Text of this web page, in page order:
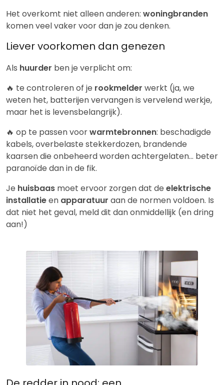
Het overkomt niet alleen anderen: woningbranden
komen veel vaker voor dan je zou denken.
Liever voorkomen dan genezen
Als huurder ben je verplicht om:
🔥 te controleren of je rookmelder werkt (ja, we
weten het, batterijen vervangen is vervelend werkje,
maar het is levensbelangrijk).
🔥 op te passen voorwarmtebronnen: beschadigde
kabels, overbelaste stekkerdozen, brandende
kaarsen die onbeheerd worden achtergelaten… beter
paranoïde dan in de fik.
Je huisbaas moet ervoor zorgen dat de elektrische
installatieen apparatuur aan de normen voldoen. Is
dat niet het geval, meld dit dan onmiddellijk (en dring
aan!)